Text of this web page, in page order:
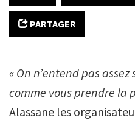
PARTAGER
« On n’entend pas
comme vous prendre la
Alassane les